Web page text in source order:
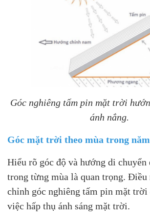
Góc nghiêng tấm pin mặt trời
ánh nắng.
Góc mặt trời theo mùa trong năm
Hiểu rõ góc độ và hướng di chuyển
trong từng mùa là quan trọng. Điều
chỉnh góc nghiêng tấm pin mặt trời
việc hấp thụ ánh sáng mặt trời.